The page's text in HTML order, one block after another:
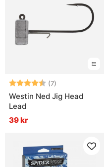
Betyg: (7)
Westin Ned Jig Head
Lead
39 kr